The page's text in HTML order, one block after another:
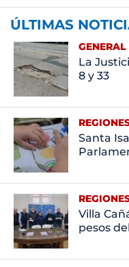
ÚLTIMAS
La
8 y 33
Santa
Villa
pesos